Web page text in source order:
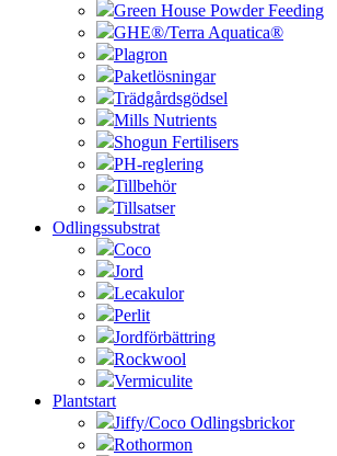
Green House Powder Feeding
GHE®/Terra Aquatica®
Plagron
Paketlösningar
Trädgårdsgödsel
Mills Nutrients
Shogun Fertilisers
PH-reglering
Tillbehör
Tillsatser
Odlingssubstrat
Coco
Jord
Lecakulor
Perlit
Jordförbättring
Rockwool
Vermiculite
Plantstart
Jiffy/Coco Odlingsbrickor
Rothormon